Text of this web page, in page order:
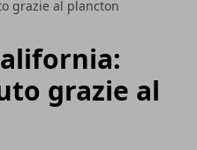
grazie al plancton
grazie al